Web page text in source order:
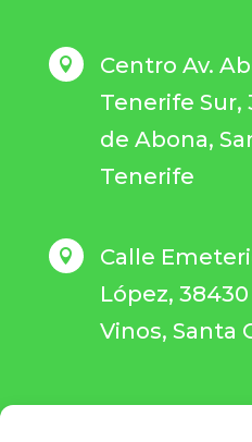

Centro Av.
Tenerife Sur,
de Abona,
Tenerife

Calle
López,
Vinos, Santa